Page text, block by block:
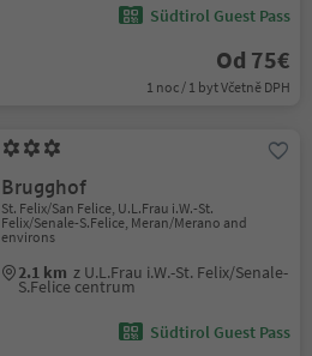
Südtirol Guest Pass
Od 75€
1 noc / 1 byt Včetně DPH
Brugghof
St. Felix/San Felice, U.L.Frau i.W.-St.
Felix/Senale-S.Felice, Meran/Merano and
environs
2.1 km z U.L.Frau i.W.-St. Felix/Senale-
S.Felice centrum
Südtirol Guest Pass